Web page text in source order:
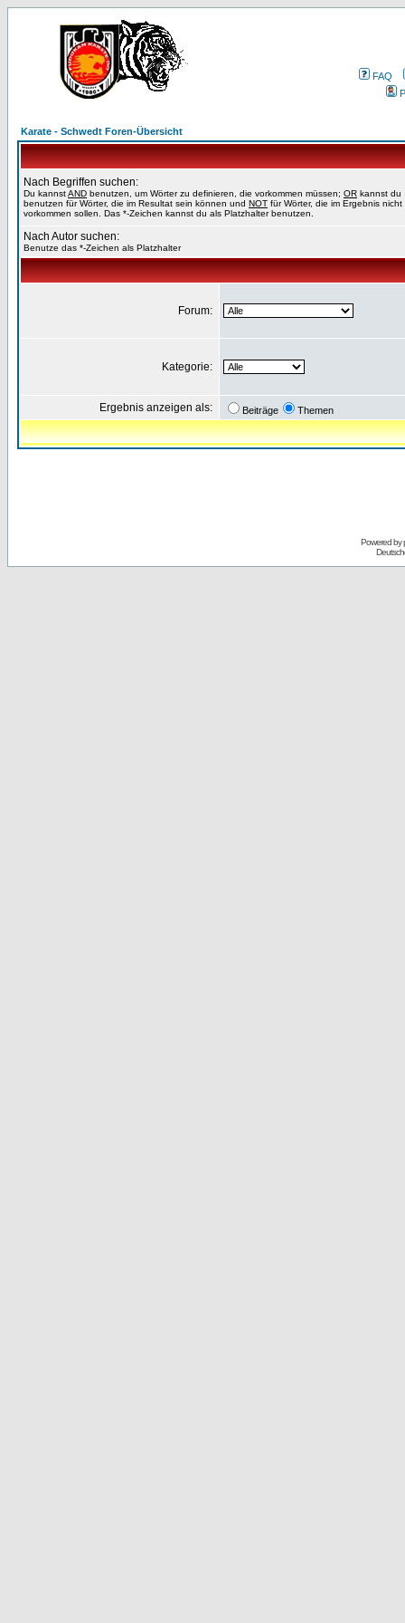
FAQ
Karate - Schwedt Foren-Übersicht
Nach Begriffen suchen:
Du kannstAND benutzen, um Wörter zu definieren, die vorkommen müssen; OR kannst du
benutzen für Wörter, die im Resultat sein können und NOT für Wörter, die im Ergebnis nicht
vorkommen sollen. Das *-Zeichen kannst du als Platzhalter benutzen.
Nach Autor suchen:
Benutze das *-Zeichen als Platzhalter
Forum:
Kategorie:
Ergebnis anzeigen als: Beiträge Themen
Powered by